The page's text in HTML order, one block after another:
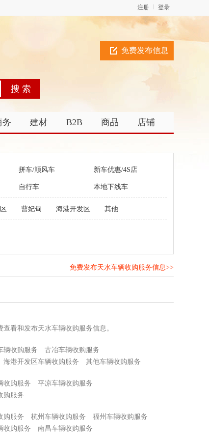
登录
注册
免费发布信息
务 建材 B2B 商品 店铺
拼车/顺风车 新车优惠/4S店
自行车 本地下线车
曹妃甸 海港开发区 其他
免费发布天水车辆收购服务信息>>
看和发布天水车辆收购服务信息。
辆收购服务
古冶车辆收购服务
海港开发区车辆收购服务 其他车辆收购服务
收购服务
平凉车辆收购服务
购服务
购服务 杭州车辆收购服务
福州车辆收购服务
收购服务
南昌车辆收购服务